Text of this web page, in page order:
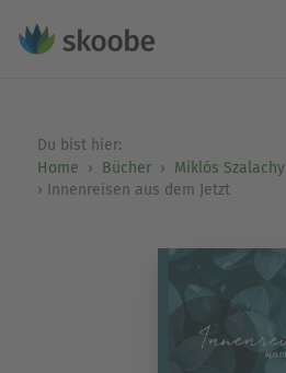
Du bist hier:
Home
Bücher
Miklós Szalachy
Innenreisen aus dem Jetzt